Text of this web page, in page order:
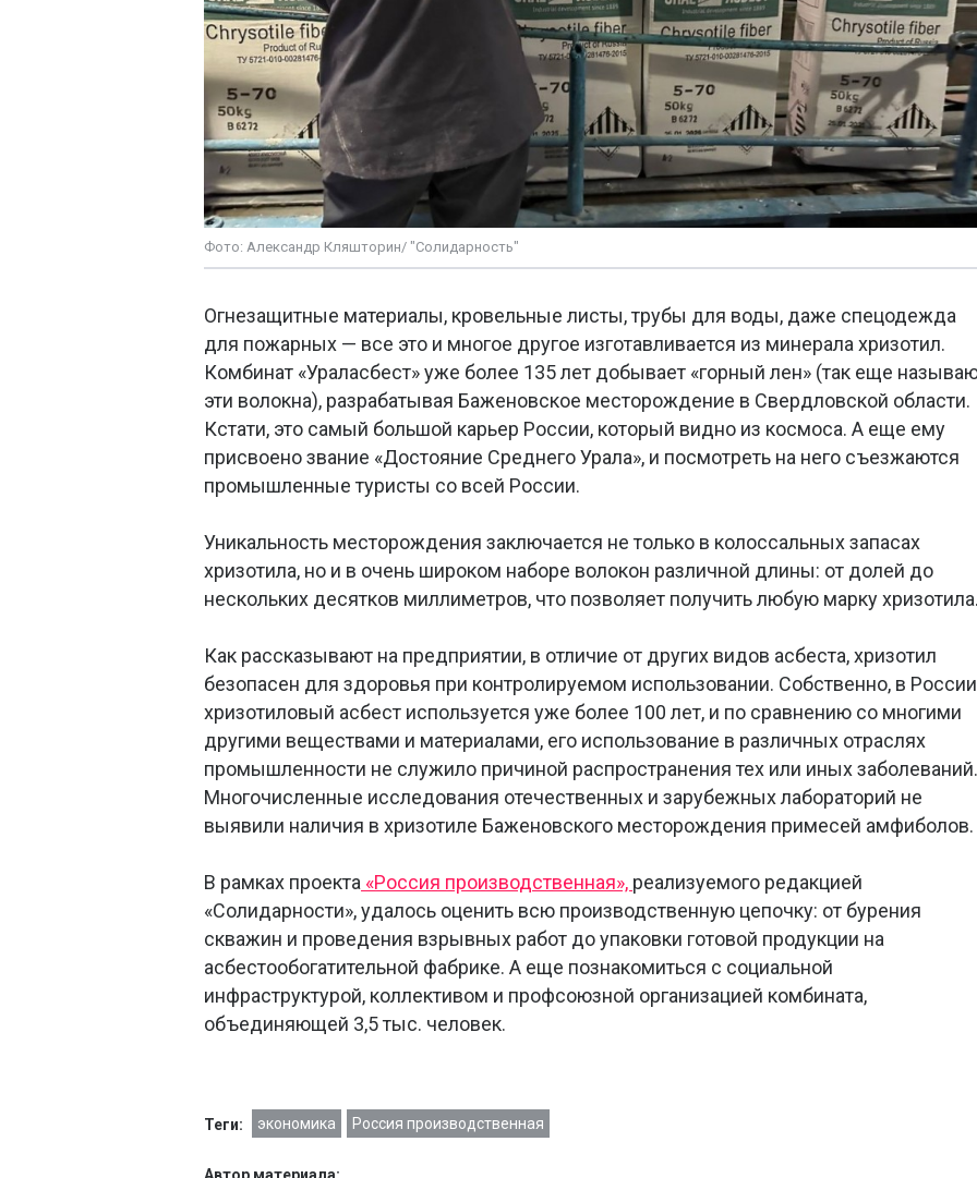
Фото: Александр Кляшторин/ "Солидарность"
Огнезащитные материалы, кровельные листы, трубы для воды, даже спецодежда
для пожарных — все это и многое другое изготавливается из минерала хризотил.
Комбинат «Ураласбест» уже более 135 лет добывает «горный лен» (так еще
эти волокна), разрабатывая Баженовское месторождение в Свердловской области.
Кстати, это самый большой карьер России, который видно из космоса. А еще ему
присвоено звание «Достояние Среднего Урала», и посмотреть на него съезжаются
промышленные туристы со всей России.
Уникальность месторождения заключается не только в колоссальных запасах
хризотила, но и в очень широком наборе волокон различной длины: от долей до
нескольких десятков миллиметров, что позволяет получить любую марку
Как рассказывают на предприятии, в отличие от других видов асбеста, хризотил
безопасен для здоровья при контролируемом использовании. Собственно, в России
хризотиловый асбест используется уже более 100 лет, и по сравнению со многими
другими веществами и материалами, его использование в различных отраслях
промышленности не служило причиной распространения тех или иных заболеваний.
Многочисленные исследования отечественных и зарубежных лабораторий не
выявили наличия в хризотиле Баженовского месторождения примесей амфиболов.
В рамках проекта «Россия производственная», реализуемого редакцией
«Солидарности», удалось оценить всю производственную цепочку: от бурения
скважин и проведения взрывных работ до упаковки готовой продукции на
асбестообогатительной фабрике. А еще познакомиться с социальной
инфраструктурой, коллективом и профсоюзной организацией комбината,
объединяющей 3,5 тыс. человек.
Теги: экономика Россия производственная